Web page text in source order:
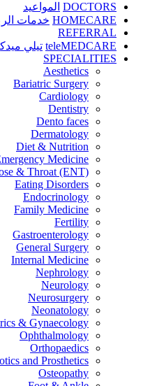
DOCTORS المواعيد
HOMECARE خدمات
REFERRAL
teleMEDCARE تيلي
SPECIALITIES
Aesthetics
Bariatric Surgery
Cardiology
Dentistry
Dento faces
Dermatology
Diet & Nutrition
Medicine
& Throat (ENT)
Eating Disorders
Endocrinology
Family Medicine
Fertility
Gastroenterology
General Surgery
Internal Medicine
Nephrology
Neurology
Neurosurgery
Neonatology
& Gynaecology
Ophthalmology
Orthopaedics
and Prosthetics
Osteopathy